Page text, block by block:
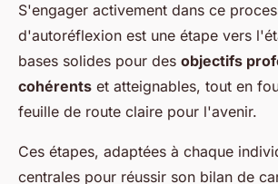
S'engager activement dans ce
d'autoréflexion est une étape vers
bases solides pour des objectifs
cohérents et atteignables, tout en
feuille de route claire pour l'avenir.
Ces étapes, adaptées à chaque
centrales pour réussir son bilan de